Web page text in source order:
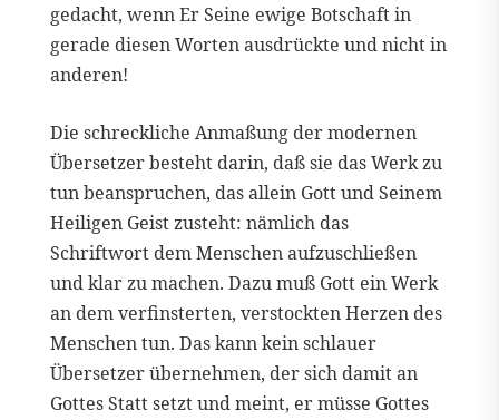
gedacht, wenn Er Seine ewige Botschaft in
gerade diesen Worten ausdrückte und nicht in
anderen!
Die schreckliche Anmaßung der modernen
Übersetzer besteht darin, daß sie das Werk zu
tun beanspruchen, das allein Gott und Seinem
Heiligen Geist zusteht: nämlich das
Schriftwort dem Menschen aufzuschließen
und klar zu machen. Dazu muß Gott ein Werk
an dem verfinsterten, verstockten Herzen des
Menschen tun. Das kann kein schlauer
Übersetzer übernehmen, der sich damit an
Gottes Statt setzt und meint, er müsse Gottes